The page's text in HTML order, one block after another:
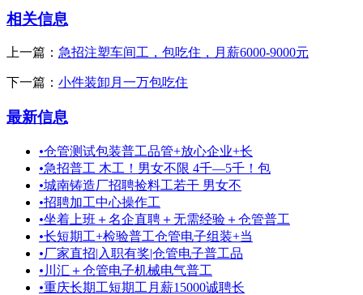
相关信息
上一篇： 急招注塑车间工，包吃住，月薪6000-9000元
下一篇： 小件装卸月一万包吃住
最新信息
•仓管测试包装普工品管+放心企业+长
•急招普工 木工！男女不限 4千—5千！包
•城南铸造厂招聘捡料工若干 男女不
•招聘加工中心操作工
•坐着上班＋名企直聘＋无需经验＋仓管普工
•长短期工+检验普工仓管电子组装+当
•厂家直招|入职有奖|仓管电子普工品
• 川汇＋仓管电子机械电气普工
•重庆长期工短期工月薪15000诚聘长